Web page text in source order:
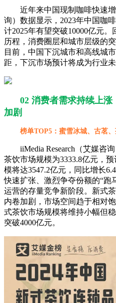
近年来中国现制咖啡快速增
询）数据显示，2023年中国咖
计2025年有望突破10000亿元
历程，消费圈层和城市层级的
目前，中国下沉城市和高线城
距，下沉市场预计将成为行业
02 消费者需求持续上
加剧
榜单TOP5：蜜雪冰城、古茗
iiMedia Research（艾媒咨询
茶饮市场规模为3333.8亿元，
模将达3547.2亿元，同比增长
快速扩张、激烈争夺份额的“跑
运营的存量竞争新阶段。新式
内卷加剧，市场空间趋于相对
式茶饮市场规模将维持小幅但
突破4000亿元。